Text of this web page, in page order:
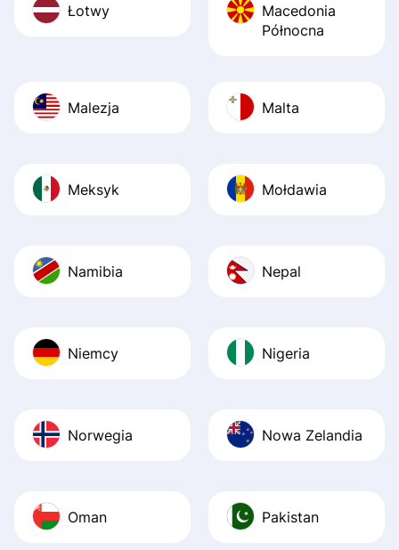
Łotwy
Macedonia
Północna
Malezja Malta
Meksyk Mołdawia
Namibia Nepal
Niemcy Nigeria
Norwegia Nowa Zelandia
Oman Pakistan